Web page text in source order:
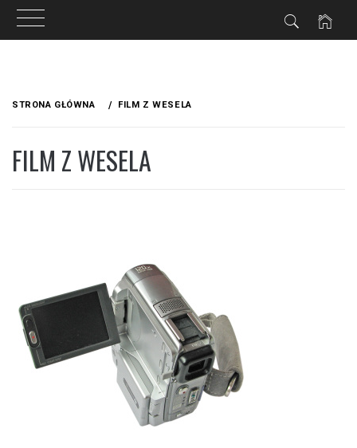
STRONA GŁÓWNA FILM Z WESELA
FILM Z WESELA